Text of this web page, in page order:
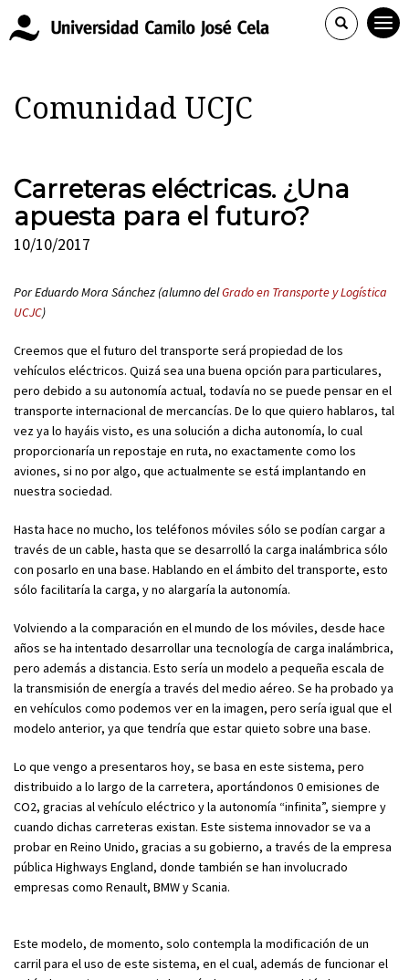
Comunidad UCJC
Carreteras eléctricas. ¿Una
apuesta para el futuro?
10/10/2017
Por Eduardo Mora Sánchez (alumno delGrado en Transporte y Logística
UCJC)
Creemos que el futuro del transporte será propiedad de los
vehículos eléctricos. Quizá sea una buena opción para particulares,
pero debido a su autonomía actual, todavía no se puede pensar en el
transporte internacional de mercancías. De lo que quiero hablaros, tal
vez ya lo hayáis visto, es una solución a dicha autonomía, lo cual
proporcionaría un repostaje en ruta, no exactamente como los
aviones, si no por algo, que actualmente se está implantando en
nuestra sociedad.
Hasta hace no mucho, los teléfonos móviles sólo se podían cargar a
través de un cable, hasta que se desarrolló la carga inalámbrica sólo
con posarlo en una base. Hablando en el ámbito del transporte, esto
sólo facilitaría la carga, y no alargaría la autonomía.
Volviendo a la comparación en el mundo de los móviles, desde hace
años se ha intentado desarrollar una tecnología de carga inalámbrica,
pero además a distancia. Esto sería un modelo a pequeña escala de
la transmisión de energía a través del medio aéreo. Se ha probado ya
en vehículos como podemos ver en la imagen, pero sería igual que el
modelo anterior, ya que tendría que estar quieto sobre una base.
Lo que vengo a presentaros hoy, se basa en este sistema, pero
distribuido a lo largo de la carretera, aportándonos 0 emisiones de
CO2, gracias al vehículo eléctrico y la autonomía “infinita”, siempre y
cuando dichas carreteras existan. Este sistema innovador se va a
probar en Reino Unido, gracias a su gobierno, a través de la empresa
pública Highways England, donde también se han involucrado
empresas como Renault, BMW y Scania.
Este modelo, de momento, solo contempla la modificación de un
carril para el uso de este sistema, en el cual, además de funcionar el